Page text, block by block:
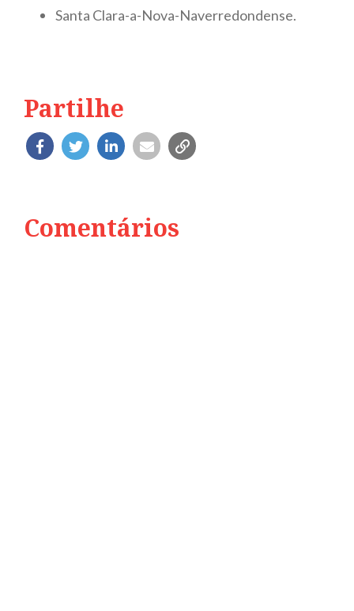
Santa Clara-a-Nova-Naverredondense.
Partilhe
Comentários